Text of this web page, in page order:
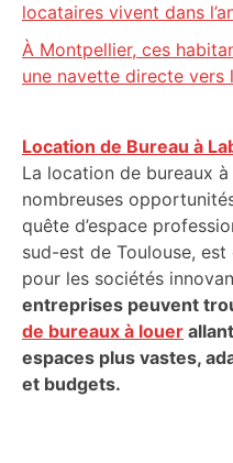
locataires vivent dans
À Montpellier, ces
une navette directe vers
Location de Bureau à
La location de bureaux
nombreuses
quête d’espace
sud-est de Toulouse,
pour les sociétés
entreprises peuvent
de bureaux à louer
espaces plus vastes,
et budgets.